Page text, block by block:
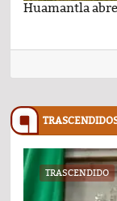
Huamantla
TRASCENDIDO